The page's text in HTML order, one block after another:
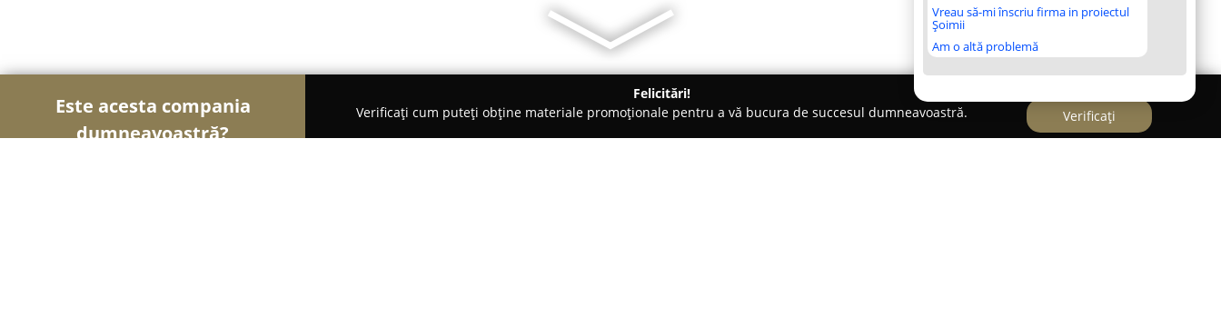
Vreau să-mi înscriu firma in proiectul
Șoimii
Am o altă problemă
Este acesta compania
dumneavoastră?
Felicitări!
Verificați cum puteți obține materiale promoționale pentru a vă bucura de succesul dumneavoastră.
Verificați